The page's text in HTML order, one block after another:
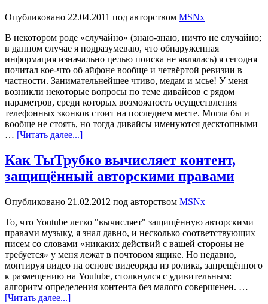
Опубликовано 22.04.2011 под авторством MSNx
В некотором роде «случайно» (знаю-знаю, ничто не случайно;
в данном случае я подразумеваю, что обнаруженная
информация изначально целью поиска не являлась) я сегодня
почитал кое-что об айфоне вообще и четвёртой ревизии в
частности. Занимательнейшее чтиво, медам и мсье! У меня
возникли некоторые вопросы по теме дивайсов с рядом
параметров, среди которых возможность осуществления
телефонных зконков стоит на последнем месте. Могла бы и
вообще не стоять, но тогда дивайсы именуются десктопными
… [Читать далее...]
Как ТыТрубко вычисляет контент,
защищённый авторскими правами
Опубликовано 21.02.2012 под авторством MSNx
То, что Youtube легко "вычисляет" защищённую авторскими
правами музыку, я знал давно, и несколько соответствующих
писем со словами «никаких действий с вашей стороны не
требуется» у меня лежат в почтовом ящике. Но недавно,
монтируя видео на основе видеоряда из ролика, запрещённого
к размещению на Youtube, столкнулся с удивительным:
алгоритм определения контента без малого совершенен. …
[Читать далее...]